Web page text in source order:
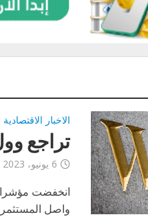
الاخبار الاقتصادية
تراجع
6 يونيو، 2023
انخفضت مؤشرات
واصل